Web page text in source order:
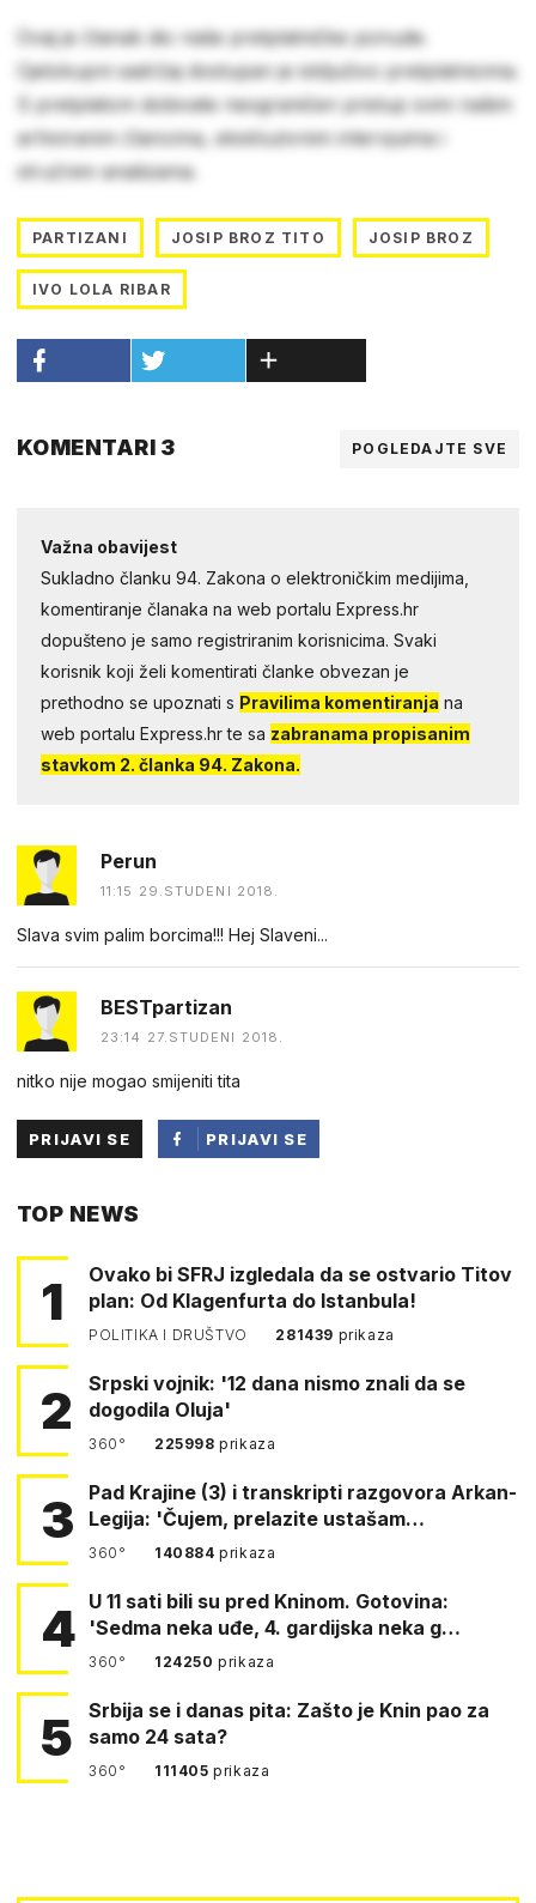
Ovaj je članak dio naše pretplatničke ponude.
Cjelokupni sadržaj dostupan je isključivo pretplatnicima.
S pretplatom dobivate neograničen pristup svim našim
arhiviranim člancima, ekskluzivnim intervjuima i
stručnim analizama.
PARTIZANI JOSIP BROZ TITO JOSIP BROZ
IVO LOLA RIBAR
KOMENTARI 3 POGLEDAJTE SVE
Važna obavijest
Sukladno članku 94. Zakona o elektroničkim medijima,
komentiranje članaka na web portalu Express.hr
dopušteno je samo registriranim korisnicima. Svaki
korisnik koji želi komentirati članke obvezan je
prethodno se upoznati s Pravilima komentiranja na
web portalu Express.hr te sa zabranama propisanim
stavkom 2. članka 94. Zakona.
Perun
11:15 29.STUDENI 2018.
Slava svim palim borcima!!! Hej Slaveni...
BESTpartizan
23:14 27.STUDENI 2018.
nitko nije mogao smijeniti tita
PRIJAVI SE
PRIJAVI SE
TOP NEWS
1
Ovako bi SFRJ izgledala da se ostvario Titov
plan: Od Klagenfurta do Istanbula!
POLITIKA I DRUŠTVO 281439 prikaza
2
Srpski vojnik: '12 dana nismo znali da se
dogodila Oluja'
360° 225998prikaza
3
Pad Krajine (3) i transkripti razgovora Arkan-
Legija: 'Čujem, prelazite ustašam…
360° 140884prikaza
4 U 11 sati bili su pred Kninom. Gotovina:
'Sedma neka uđe, 4. gardijska neka g…
360° 124250prikaza
5
Srbija se i danas pita: Zašto je Knin pao za
samo 24 sata?
360° 111405prikaza